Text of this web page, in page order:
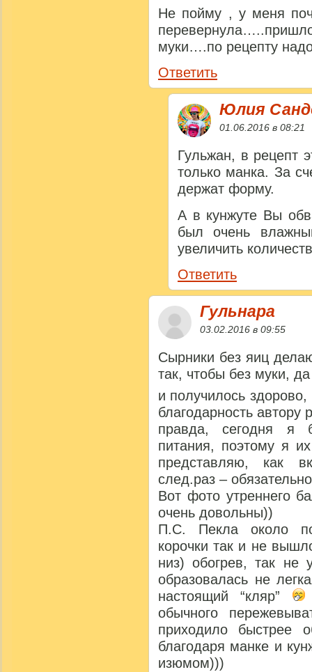
Не пойму , у меня
муки….по рецепту
Ответить
Юлия
01.06.2016 в 08:21
Гульжан, в рецепт
только манка. За
держат форму.
А в кунжуте Вы
был очень
увеличить
Ответить
Гульнара
03.02.2016 в 09:55
Сырники без яиц
так, чтобы без муки,
и получилось
благодарность автору
правда, сегодня я
питания, поэтому я
представляю, как
след.раз –
Вот фото утреннего
очень довольны))
П.С. Пекла около
корочки так и не
низ) обогрев, так не
образовалась не
настоящий “кляр”
обычного
приходило быстрее
благодаря манке и
изюмом)))